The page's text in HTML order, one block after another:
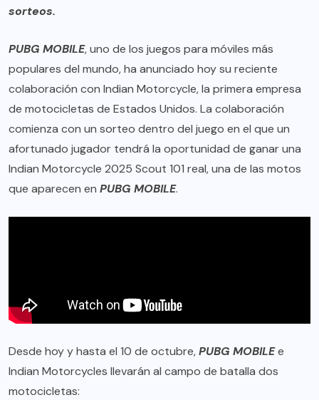
sorteos.
PUBG MOBILE, uno de los juegos para móviles más
populares del mundo, ha anunciado hoy su reciente
colaboración con Indian Motorcycle, la primera empresa
de motocicletas de Estados Unidos. La colaboración
comienza con un sorteo dentro del juego en el que un
afortunado jugador tendrá la oportunidad de ganar una
Indian Motorcycle 2025 Scout 101 real, una de las motos
que aparecen en PUBG MOBILE.
Desde hoy y hasta el 10 de octubre,PUBG MOBILEe
Indian Motorcycles llevarán al campo de batalla dos
motocicletas: